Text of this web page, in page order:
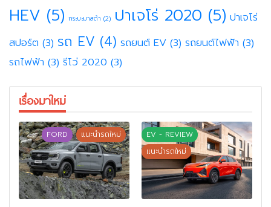
HEV (5) กระบะมาสด้า (2) ปาเจโร่ 2020 (5) ปาเจโร่
สปอร์ต (3) รถ EV (4) รถยนต์ EV (3) รถยนต์ไฟฟ้า (3)
รถไฟฟ้า (3) รีโว่ 2020 (3)
เรื่องมาใหม่
FORD แนะนำรถใหม่
EV - REVIEW
แนะนำรถใหม่